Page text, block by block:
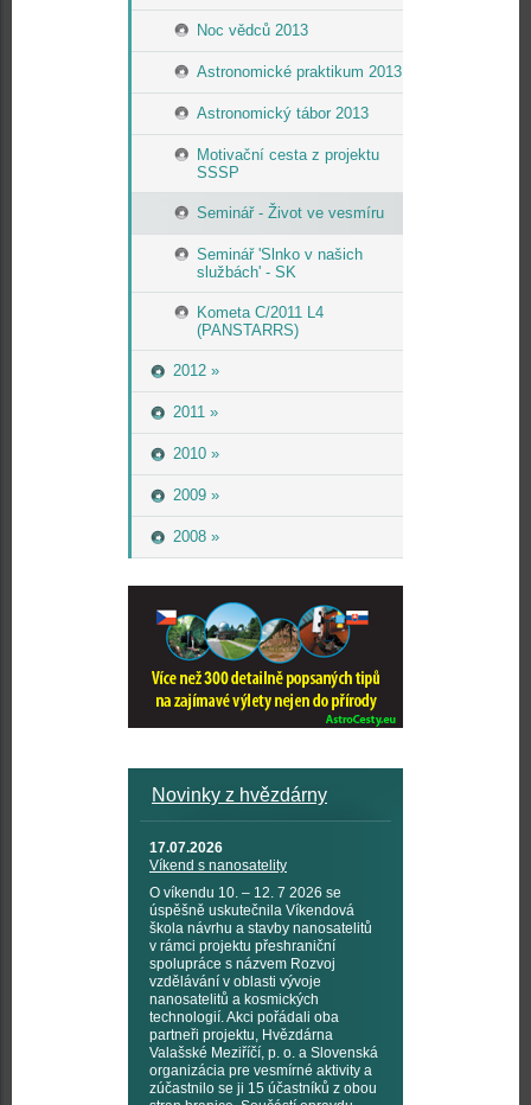
Noc vědců 2013
Astronomické praktikum 2013
Astronomický tábor 2013
Motivační cesta z projektu
SSSP
Seminář - Život ve vesmíru
Seminář 'Slnko v našich
službách' - SK
Kometa C/2011 L4
(PANSTARRS)
2012 »
2011 »
2010 »
2009 »
2008 »
Novinky z hvězdárny
17.07.2026
Víkend s nanosatelity
O víkendu 10. – 12. 7 2026 se
úspěšně uskutečnila Víkendová
škola návrhu a stavby nanosatelitů
v rámci projektu přeshraniční
spolupráce s názvem Rozvoj
vzdělávání v oblasti vývoje
nanosatelitů a kosmických
technologií. Akci pořádali oba
partneři projektu, Hvězdárna
Valašské Meziříčí, p. o. a Slovenská
organizácia pre vesmírné aktivity a
zúčastnilo se ji 15 účastníků z obou